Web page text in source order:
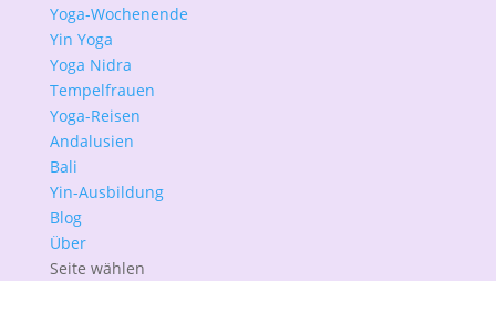
Yoga-Wochenende
Yin Yoga
Yoga Nidra
Tempelfrauen
Yoga-Reisen
Andalusien
Bali
Yin-Ausbildung
Blog
Über
Seite wählen